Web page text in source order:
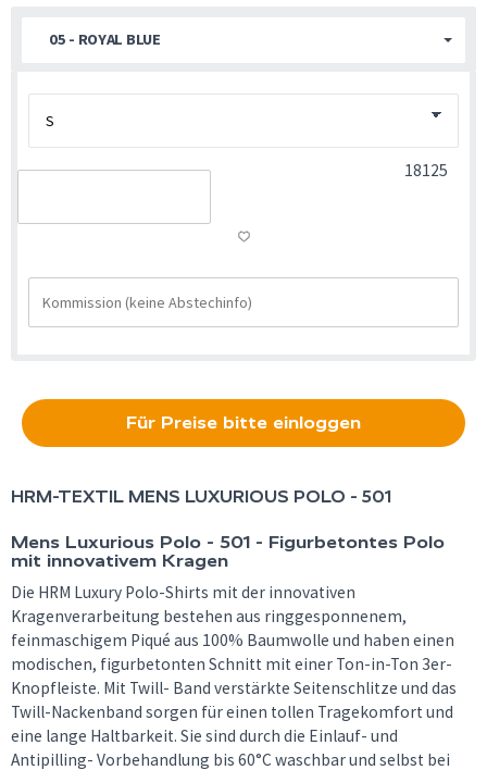
05 - ROYAL BLUE
18125
Für Preise bitte einloggen
HRM-TEXTIL MENS LUXURIOUS POLO - 501
Mens Luxurious Polo - 501 - Figurbetontes Polo
mit innovativem Kragen
Die HRM Luxury Polo-Shirts mit der innovativen
Kragenverarbeitung bestehen aus ringgesponnenem,
feinmaschigem Piqué aus 100% Baumwolle und haben einen
modischen, figurbetonten Schnitt mit einer Ton-in-Ton 3er-
Knopfleiste. Mit Twill- Band verstärkte Seitenschlitze und das
Twill-Nackenband sorgen für einen tollen Tragekomfort und
eine lange Haltbarkeit. Sie sind durch die Einlauf- und
Antipilling- Vorbehandlung bis 60°C waschbar und selbst bei